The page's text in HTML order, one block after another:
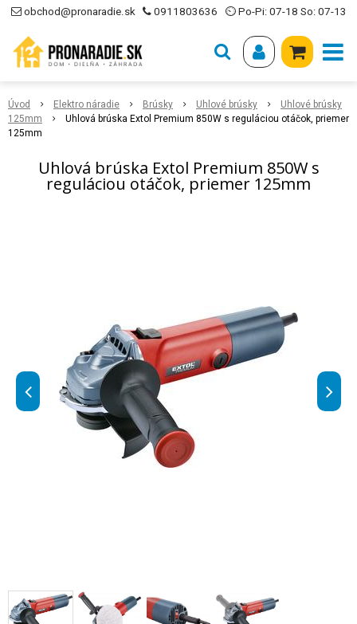
obchod@pronaradie.sk 0911803636 ⏲ Po-Pi: 07-18 So: 07-13
Úvod Elektro náradie Brúsky Uhlové brúsky
Uhlové brúsky
125mm
Uhlová brúska Extol Premium 850W s reguláciou otáčok, priemer
125mm
Uhlová brúska Extol Premium 850W s
reguláciou otáčok, priemer 125mm